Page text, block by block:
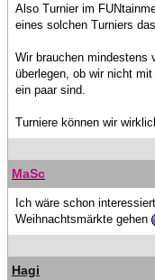
Also Turnier im
eines solchen Turniers
Wir brauchen mindestens
überlegen, ob wir nicht
ein paar sind.
Turniere können wir
MaSc
Ich wäre schon
Weihnachtsmärkte gehen
Hagi